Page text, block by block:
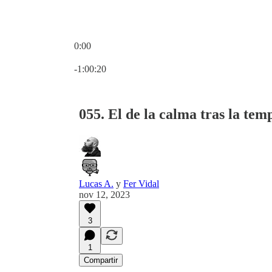
0:00
-1:00:20
055. El de la calma tras la
Lucas A. y Fer Vidal
nov 12, 2023
3
1
Compartir